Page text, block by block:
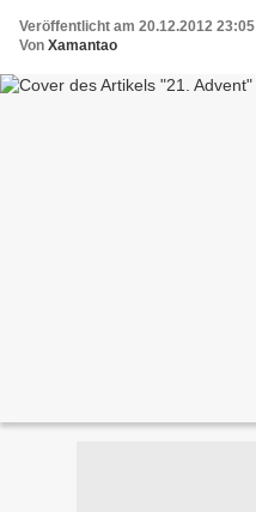
Veröffentlicht am 20.12.2012 23:05
Von Xamantao